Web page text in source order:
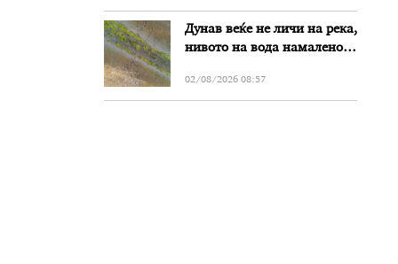
Дунав веќе не личи на река,
нивото на вода намалено
Бугарија
02/08/2026 08:57